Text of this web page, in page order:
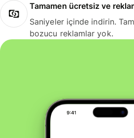
Tamamen ücretsiz ve
Saniyeler içinde indirin.
bozucu reklamlar yok.